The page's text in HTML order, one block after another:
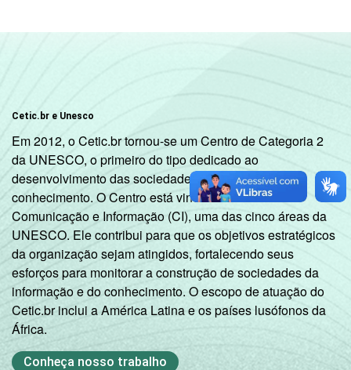
Cetic.br e Unesco
Em 2012, o Cetic.br tornou-se um Centro de Categoria 2
da UNESCO, o primeiro do tipo dedicado ao
desenvolvimento das sociedades da informação e do
conhecimento. O Centro está vinculado ao Setor de
Comunicação e Informação (CI), uma das cinco áreas da
UNESCO. Ele contribui para que os objetivos estratégicos
da organização sejam atingidos, fortalecendo seus
esforços para monitorar a construção de sociedades da
informação e do conhecimento. O escopo de atuação do
Cetic.br inclui a América Latina e os países lusófonos da
África.
Conheça nosso trabalho